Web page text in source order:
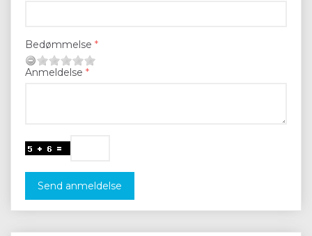
Bedømmelse
Anmeldelse
Send anmeldelse